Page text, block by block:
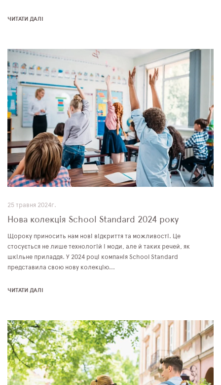
ЧИТАТИ ДАЛІ
25 травня 2024г.
Нова колекція School Standard 2024 року
Щороку приносить нам нові відкриття та можливості. Це
стосується не лише технологій і моди, але й таких речей, як
шкільне приладдя. У 2024 році компанія School Standard
представила свою нову колекцію...
ЧИТАТИ ДАЛІ